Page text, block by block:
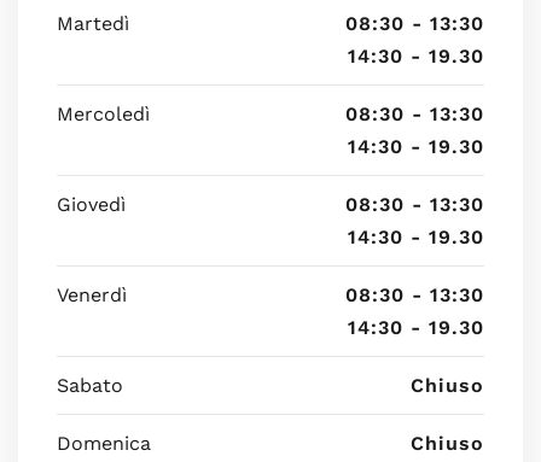
Martedì
08:30 - 13:30
14:30 - 19.30
Mercoledì
08:30 - 13:30
14:30 - 19.30
Giovedì
08:30 - 13:30
14:30 - 19.30
Venerdì
08:30 - 13:30
14:30 - 19.30
Sabato Chiuso
Domenica Chiuso